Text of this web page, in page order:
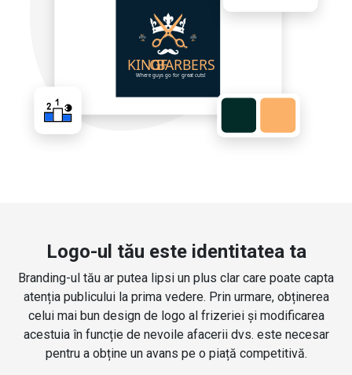
Logo-ul tău este identitatea ta
Branding-ul tău ar putea lipsi un plus clar care poate capta
atenția publicului la prima vedere. Prin urmare, obținerea
celui mai bun design de logo al frizeriei și modificarea
acestuia în funcție de nevoile afacerii dvs. este necesar
pentru a obține un avans pe o piață competitivă.